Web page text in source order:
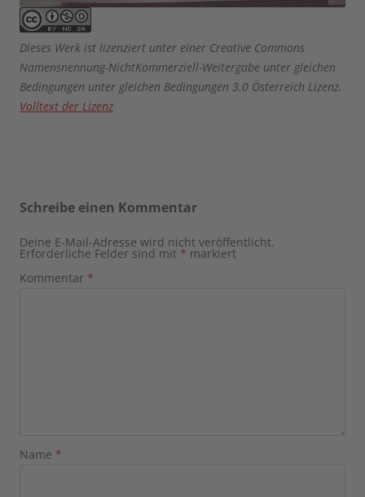
Dieses Werk ist lizenziert unter einer Creative Commons
Namensnennung-NichtKommerziell-Weitergabe unter gleichen
Bedingungen unter gleichen Bedingungen 3.0 Österreich Lizenz.
Volltext der Lizenz
Schreibe einen Kommentar
Deine E-Mail-Adresse wird nicht veröffentlicht.
Erforderliche Felder sind mit * markiert
Kommentar *
Name *